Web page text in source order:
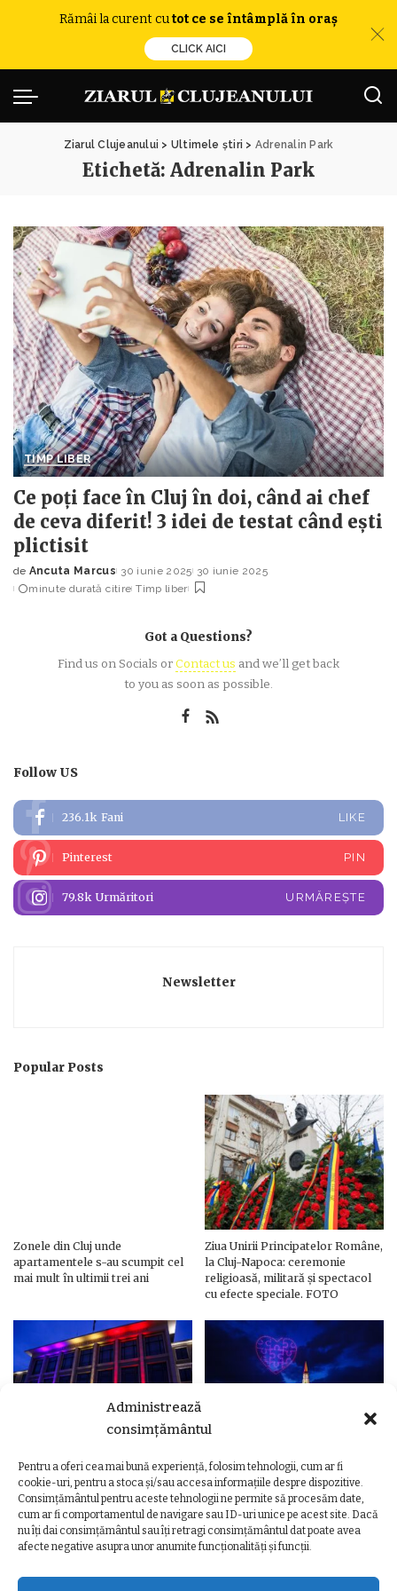
Administrează
consimțământul
Pentru a oferi cea mai bună experiență, folosim tehnologii, cum ar fi
cookie-uri, pentru a stoca și/sau accesa informațiile despre dispozitive.
Consimțământul pentru aceste tehnologii ne permite să procesăm date,
cum ar fi comportamentul de navigare sau ID-uri unice pe acest site. Dacă
nu îți dai consimțământul sau îți retragi consimțământul dat poate avea
afecte negative asupra unor anumite funcționalități și funcții.
Rămâi la curent cutot ce se întâmplă în oraș
CLICK AICI
Ziarul Clujeanului > Ultimele știri > Adrenalin Park
Etichetă: Adrenalin Park
TIMP LIBER
Ce poți face în Cluj în doi, când ai chef
de ceva diferit! 3 idei de testat când ești
plictisit
Posted
by
de Ancuta Marcus 30 iunie 2025 30 iunie 2025
minute durată citire Timp liber
Got a Questions?
Find us on Socials orContact us and we’ll get back
to you as soon as possible.
Follow US
236.1k Fani LIKE
Pinterest PIN
79.8k Urmăritori URMĂREȘTE
Newsletter
Popular Posts
Zonele din Cluj unde
apartamentele s-au scumpit cel
mai mult în ultimii trei ani
Ziua Unirii Principatelor Române,
la Cluj-Napoca: ceremonie
religioasă, militară și spectacol
cu efecte speciale. FOTO
Ziua Unirii Principatelor Române
– Clădiri și poduri din Cluj,
iluminate în culorile drapelului
Ziua Unirii la Cluj-Napoca.
Programul complet al
evenimentelor